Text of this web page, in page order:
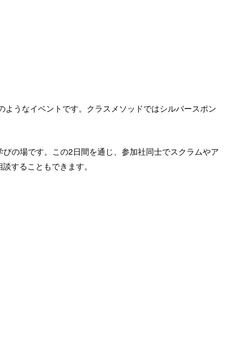
ようなイベントです。クラスメソッドではシルバースポン
の場です。この2日間を通じ、参加社同士でスクラムやア
することもできます。